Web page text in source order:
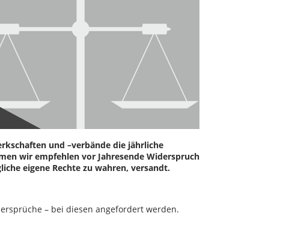
und –verbände die jährliche
wir empfehlen vor Jahresende Widerspruch
eigene Rechte zu wahren, versandt.
– bei diesen angefordert werden.